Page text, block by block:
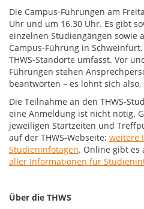
Die Campus-Führungen am
Uhr und um 16.30 Uhr. Es gibt
einzelnen Studiengängen sowie
Campus-Führung in
THWS-Standorte umfasst. Vor
Führungen stehen
beantworten – es lohnt sich
Die Teilnahme an den THWS-
eine Anmeldung ist nicht nötig.
jeweiligen Startzeiten und
auf der THWS-Webseite: weitere
Studieninfotagen. Online gibt es
aller Informationen für
Über die THWS